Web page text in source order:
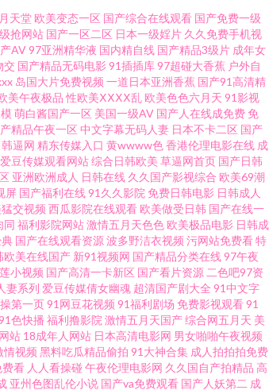
精东久久 91草草人人人 国内精品久久高潮 欧美国
视频 青青草av 91纪元 九色91国产 91n日韩中文
夜久久 日韩精品在线第一页 97视频欧美 日本TV
线实操 青草av不卡 91视频网站线上观看 欧美亚洲
莓视频18 婷婷激情色色网址 性交美女 国产精品
频在线观看 一本道加勒比AV 国产第92页 亚洲美
次元官网 久久精品99久久清纯 91在现免费观看
社区色情网站 日逼不卡 92看看福利视频 97超踫
91做爱免费视频 日韩精品在线播放视频 精品99草
天堂 欧美变态一区 国产综合在线观看 国产免费一级
抢网站 国产一区二区 日本一级婬片 久久免费手机视
AV97亚洲精华液 国内精自线 国产精品3级片 成年女
交 国产精品无码电影 91插插库97超碰大香蕉 户外自
岛国大片免费视频 一道日本亚洲香蕉 国产91高清精
美午夜极品 性欧美ⅩⅩⅩⅩ乱 欧美色色六月天 91影视
萌白酱国产一区 美国一级AV 国产人在线成免费 免
精品午夜一区 中文字幕无码人妻 日本不卡二区 国产
韩逼网 精东传媒入口 黄wwww色香港伦理电影在线 成
爱豆传媒观看网站综合日韩欧美 草逼网首页 国产日韩
亚洲欧洲成人 日韩在线 久久国产影视综合 欧美69潮
屏 国产福利在线91久久影院 免费日韩电影 日韩成人
交视频 西瓜影院在线观看 欧美做受日韩 国产在线一
同 福利影院网站激情五月天色色 欧美极品电影 日韩成
国产在线观看资源波多野洁衣视频 污网站免费看特
欧美在线国产 新91视频网 国产精品分类在线97午夜
小视频 国产高清一卡新区 国产看片资源 二色吧97资
妻系列 爱豆传媒倩女幽魂 超清国产剧大全 91中文字
第一页91网豆花视频 91福利剧场 免费影视观看91
色快播 福利撸影院 激情五月天国产综合网五月天 美
站 18成年人网站 日本高清电影网 男女啪啪午夜视频
情视频 黑料吃瓜精品偷拍 91大神合集 成人拍拍拍免费
看 人人看操碰 午夜伦理电影网 久久国自产拍精品 高
亚州色图乱伦小说 国产va免费观看 国产人妖第二 成